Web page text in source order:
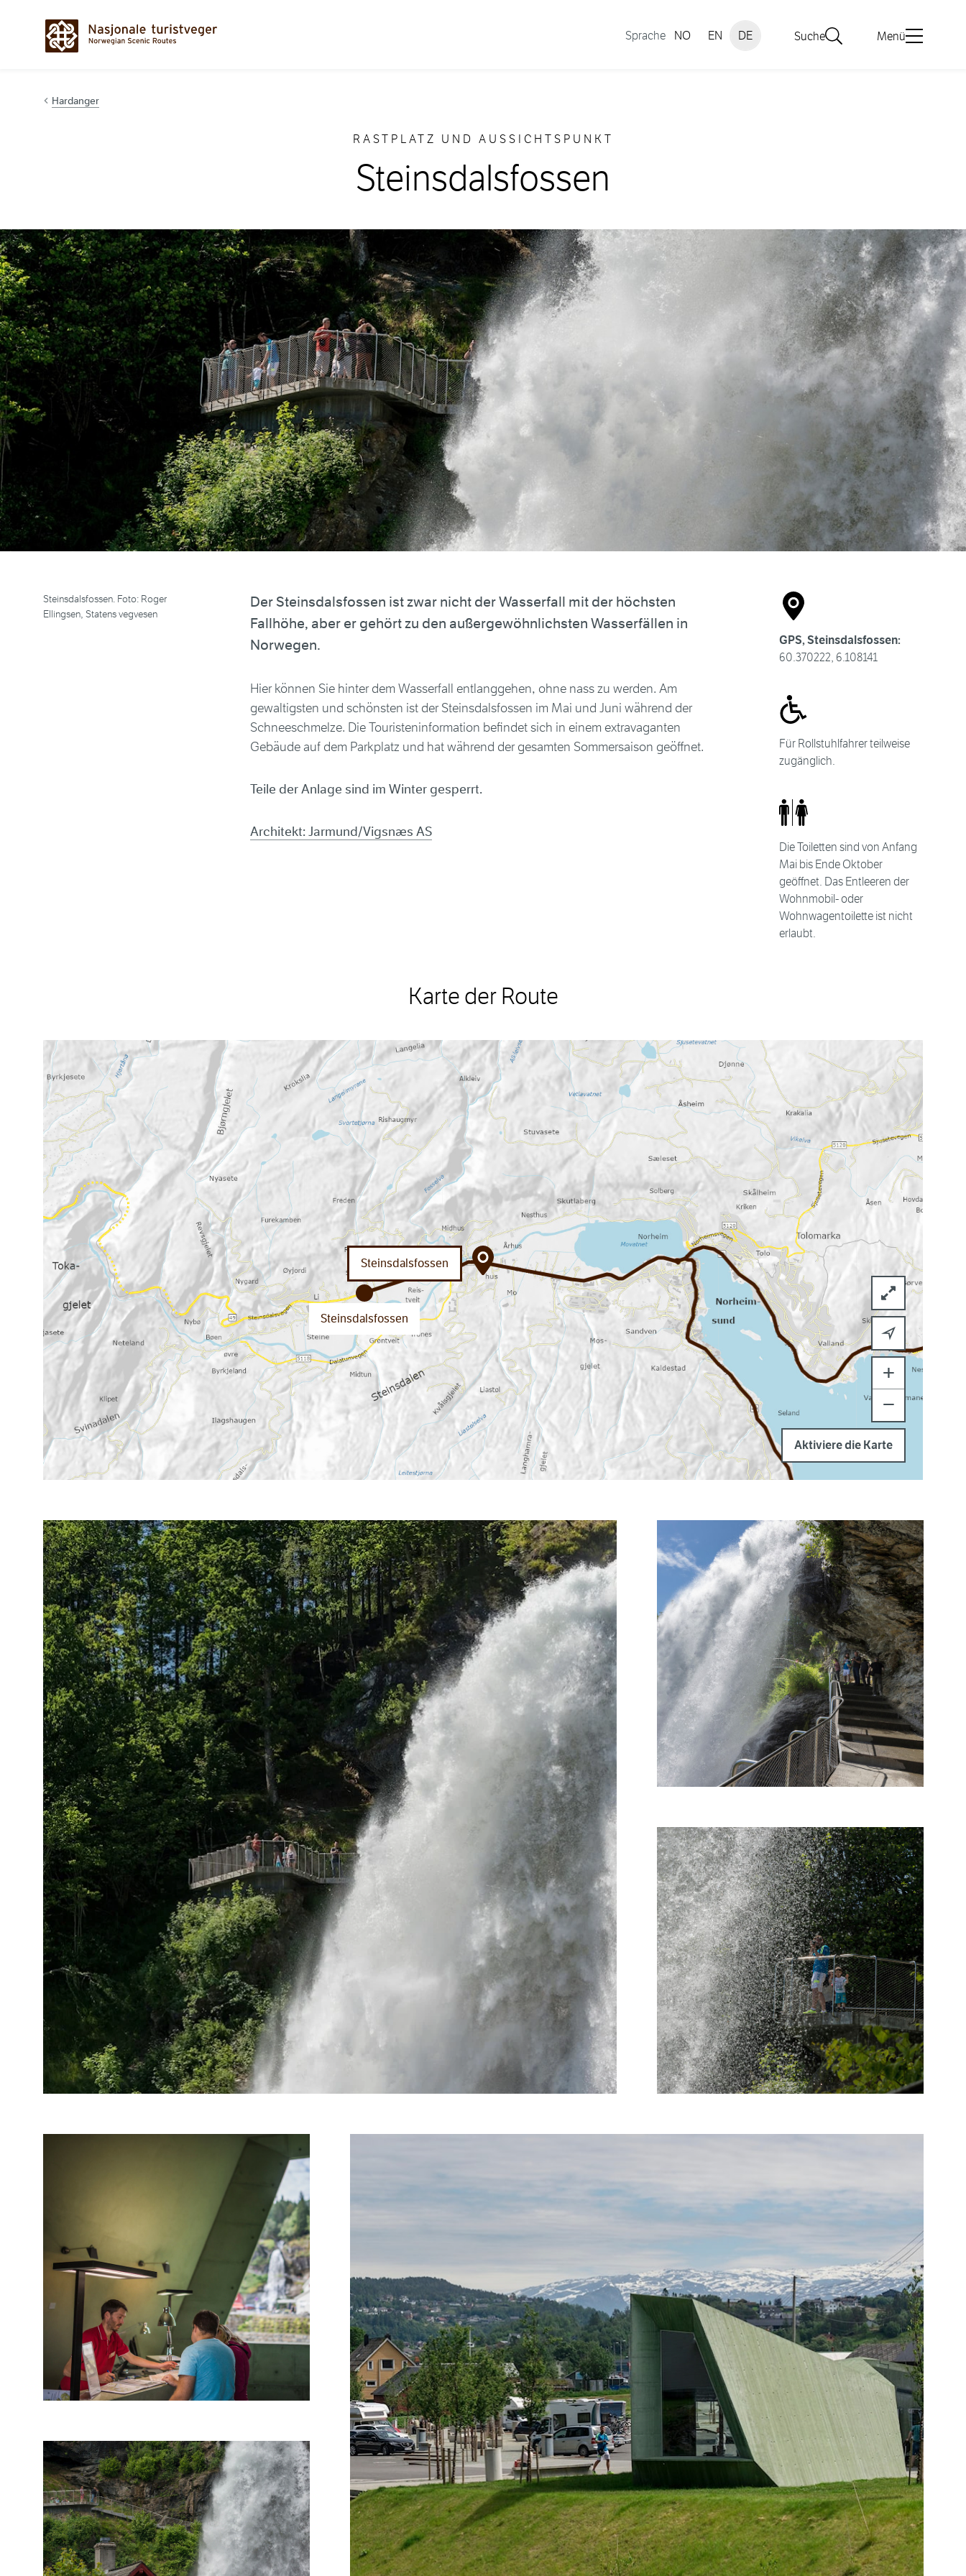
Hopp til innhold
Sprache NO EN DE Suche Menü
Hardanger
RASTPLATZ UND AUSSICHTSPUNKT
Steinsdalsfossen
Steinsdalsfossen. Foto: Roger
Ellingsen, Statens vegvesen
GPS, Steinsdalsfossen:
60.370222, 6.108141
Für Rollstuhlfahrer teilweise
zugänglich.
Die Toiletten sind von Anfang
Mai bis Ende Oktober
geöffnet. Das Entleeren der
Wohnmobil- oder
Wohnwagentoilette ist nicht
erlaubt.
Der Steinsdalsfossen ist zwar nicht der Wasserfall mit der höchsten
Fallhöhe, aber er gehört zu den außergewöhnlichsten Wasserfällen in
Norwegen.
Hier können Sie hinter dem Wasserfall entlanggehen, ohne nass zu werden. Am
gewaltigsten und schönsten ist der Steinsdalsfossen im Mai und Juni während der
Schneeschmelze. Die Touristeninformation befindet sich in einem extravaganten
Gebäude auf dem Parkplatz und hat während der gesamten Sommersaison geöffnet.
Teile der Anlage sind im Winter gesperrt.
Architekt: Jarmund/Vigsnæs AS
Karte der Route
Steinsdalsfossen
Steinsdalsfossen
+
−
Aktiviere die Karte
Foto: Roger Ellingsen, Statens vegvesen
Foto: Roger Ellingsen, Statens vegvesen
Foto: Roger Ellingsen, Statens vegvesen
Foto: Jarle Wæhler, Statens vegvesen